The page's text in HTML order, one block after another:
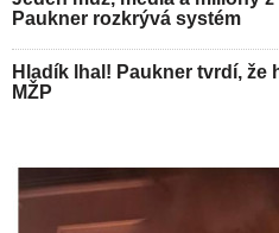
Paukner rozkrývá systém
Hladík lhal! Paukner tvrdí,
MŽP